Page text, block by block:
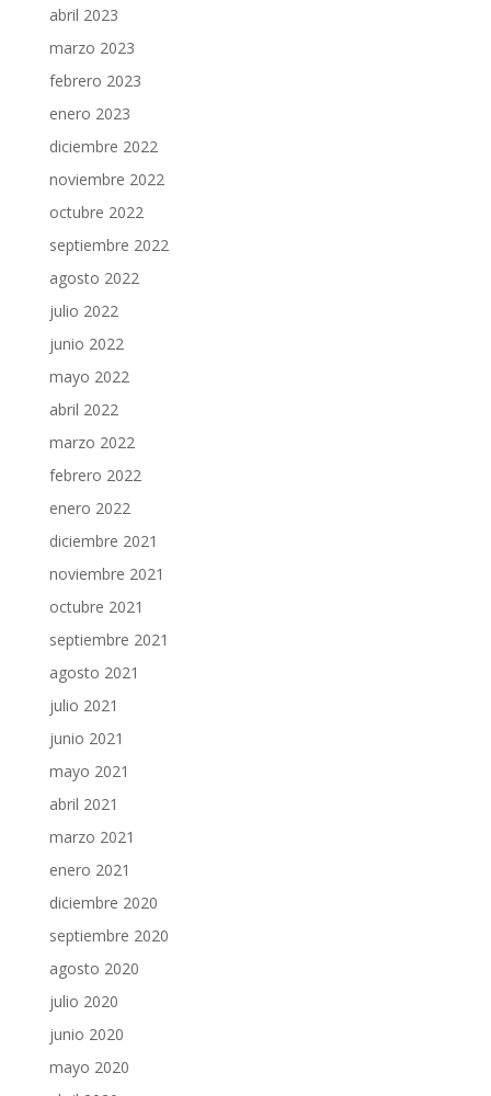
abril 2023
marzo 2023
febrero 2023
enero 2023
diciembre 2022
noviembre 2022
octubre 2022
septiembre 2022
agosto 2022
julio 2022
junio 2022
mayo 2022
abril 2022
marzo 2022
febrero 2022
enero 2022
diciembre 2021
noviembre 2021
octubre 2021
septiembre 2021
agosto 2021
julio 2021
junio 2021
mayo 2021
abril 2021
marzo 2021
enero 2021
diciembre 2020
septiembre 2020
agosto 2020
julio 2020
junio 2020
mayo 2020